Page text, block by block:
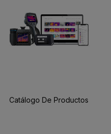
Catálogo De Productos